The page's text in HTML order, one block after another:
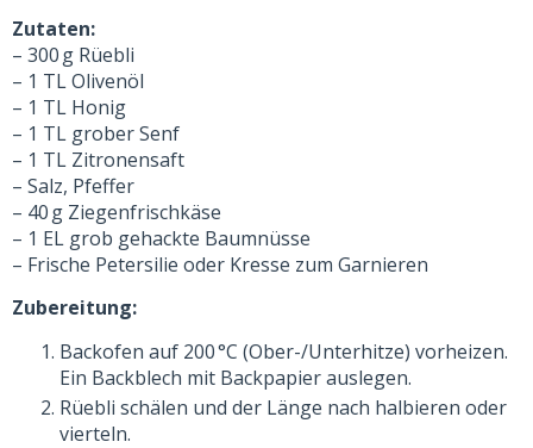
Zutaten:
– 300 g Rüebli
– 1 TL Olivenöl
– 1 TL Honig
– 1 TL grober Senf
– 1 TL Zitronensaft
– Salz, Pfeffer
– 40 g Ziegenfrischkäse
– 1 EL grob gehackte Baumnüsse
– Frische Petersilie oder Kresse zum Garnieren
Zubereitung:
Backofen auf 200 °C (Ober-/Unterhitze) vorheizen.
Ein Backblech mit Backpapier auslegen.
Rüebli schälen und der Länge nach halbieren oder
vierteln.